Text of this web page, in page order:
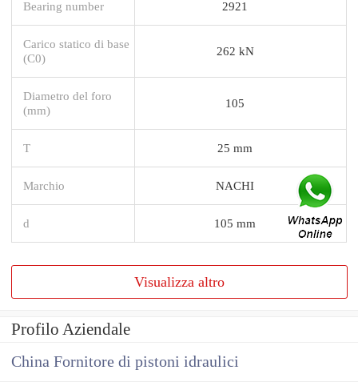
Bearing number 2921
Carico statico di base
(C0)
262 kN
Diametro del foro
(mm)
105
T 25 mm
Marchio NACHI
d 105 mm
Visualizza altro
Profilo Aziendale
China Fornitore di pistoni idraulici